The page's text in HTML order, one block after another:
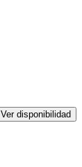
Ver disponibilidad